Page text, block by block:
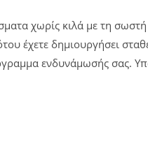
χωρίς κιλά με τη
έχετε δημιουργήσει
ενδυνάμωσής σας.